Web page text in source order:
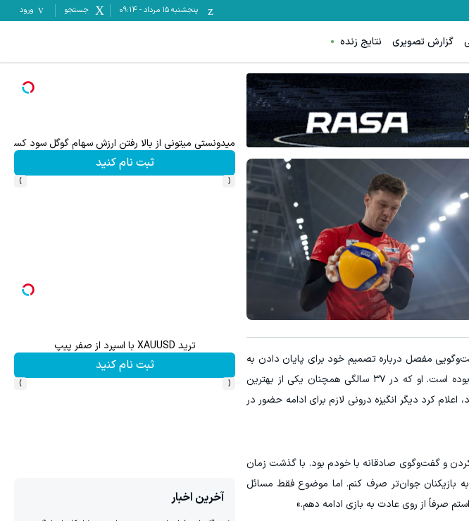
پنجشنبه ۱۵ مرداد -
09:14 جستجو ورود
گزارش تصویری نتایج زنده
دیمیتری موزرسکی، اسطوره والیبال روسیه و قهرمان المپیک ۲۰۱۲، در گفت‌وگویی مفصل درباره تصمیم خود برای پایان دادن به
دوران حرفه‌ای‌اش صحبت کرد و تأکید داشت که این تصمیم کاملاً آگاهانه و برگشت‌ناپذیر بوده است. او که در ۳۷ سالگی همچنان یکی از بهترین
کرد دیگر انگیزه درونی لازم برای ادامه حضور در
و گفت‌وگوی صادقانه با خودم بود. با گذشت زمان
بازیکنان جوان‌تر صرف کنم. اما موضوع فقط مسائل
صرفاً از روی عادت به بازی ادامه دهم.»
ترید XAUUSD با اسپرد از صفر پیپ
ثبت نام کنید
میدونستی میتونی از بالا رفتن ارزش سهام گوگل سود کسب
ثبت نام کنید
‹
›
ثبت نام کنید
ترید XAUUSD با اسپرد از صفر پیپ
ثبت نام کنید
‹
›
آخرین اخبار